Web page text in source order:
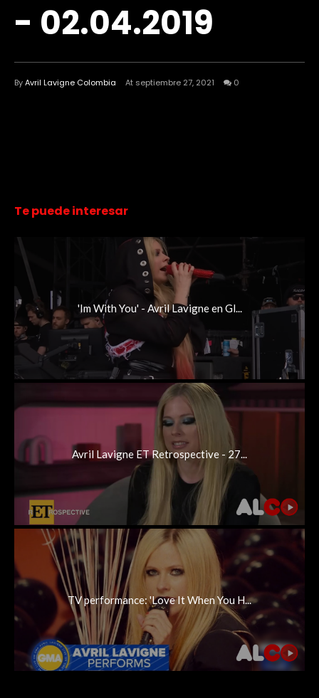
- 02.04.2019
ByAvril Lavigne Colombia At septiembre 27, 2021 0
Te puede interesar
'Im With You' - Avril Lavigne en Gl...
Avril Lavigne ET Retrospective - 27...
TV performance: 'Love It When You H...